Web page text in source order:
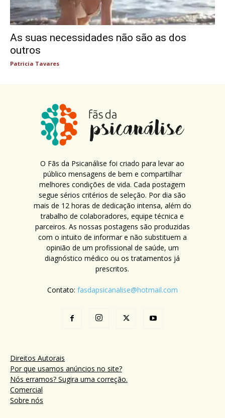
As suas necessidades não são as dos
outros
Patricia Tavares
O Fãs da Psicanálise foi criado para levar ao
público mensagens de bem e compartilhar
melhores condições de vida. Cada postagem
segue sérios critérios de seleção. Por dia são
mais de 12 horas de dedicação intensa, além do
trabalho de colaboradores, equipe técnica e
parceiros. As nossas postagens são produzidas
com o intuito de informar e não substituem a
opinião de um profissional de saúde, um
diagnóstico médico ou os tratamentos já
prescritos.
Contato: fasdapsicanalise@hotmail.com
Direitos Autorais
Por que usamos anúncios no site?
Nós erramos? Sugira uma correção.
Comercial
Sobre nós